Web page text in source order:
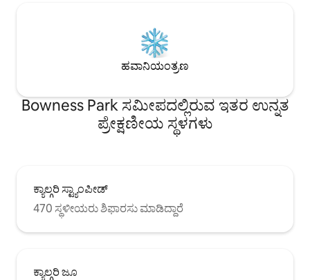
ಹವಾನಿಯಂತ್ರಣ
Bowness Park ಸಮೀಪದಲ್ಲಿರುವ ಇತರ ಉನ್ನತ
ಪ್ರೇಕ್ಷಣೀಯ ಸ್ಥಳಗಳು
ಕ್ಯಾಲ್ಗರಿ ಸ್ಟ್ಯಾಂಪೀಡ್
470 ಸ್ಥಳೀಯರು ಶಿಫಾರಸು ಮಾಡಿದ್ದಾರೆ
ಕ್ಯಾಲ್ಗರಿ ಜೂ